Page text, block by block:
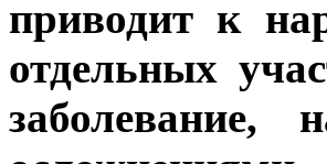
приводит к
отдельных
заболевание,